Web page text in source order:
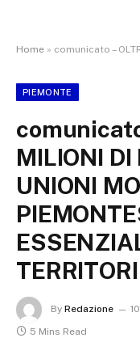
Home » comunicato – OLTRE 10 MILIONI DI
PIEMONTE
MILIONI DI
UNIONI
TERRITORI
By Redazione
5 Mins Read